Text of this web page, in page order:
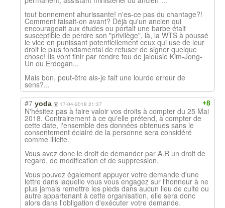
tout bonnement ahurissante! n'es-ce pas du chantage?!
Comment faisait-on avant? Déjà qu'un ancien qui
encourageait aux études ou portait une barbe était
susceptible de perdre son "privilège", là, la WTS à poussé
le vice en punissant potentiellement ceux qui use de leur
droit le plus fondamental de refuser de signer quelque
chose! Ils vont finir par rendre fou de jalousie Kim-Jong-
Un ou Erdogan...
Mais bon, peut-être ais-je fait une lourde erreur de
sens?...
+8
#7 yoda 17-04-2018 21:37
N'hésitez pas à faire valoir vos droits à compter du 25 Mai
2018. Contrairement à ce qu'elle prétend, à compter de
cette date, l'ensemble des données obtenues sans le
consentement éclairé de la personne sera considéré
comme illicite.
Vous avez donc le droit de demander par A.R un droit de
regard, de modification et de suppression.
Vous pouvez également appuyer votre demande d'une
lettre dans laquelle vous vous engagez sur l'honneur à ne
plus jamais remettre les pieds dans aucun lieu de culte ou
autre appartenant à cette organisation, elle sera donc
alors dans l'obligation d'exécuter votre demande.